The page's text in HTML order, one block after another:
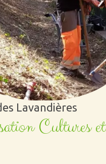
Lavandières
Cultures et